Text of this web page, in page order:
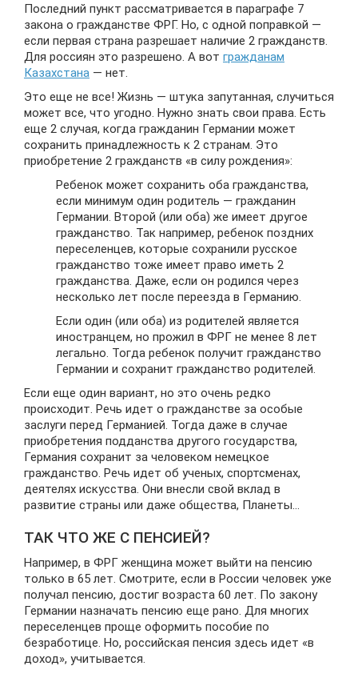
Последний пункт рассматривается в параграфе 7
закона о гражданстве ФРГ. Но, с одной поправкой —
если первая страна разрешает наличие 2 гражданств.
Для россиян это разрешено. А вот гражданам
Казахстана — нет.
Это еще не все! Жизнь — штука запутанная, случиться
может все, что угодно. Нужно знать свои права. Есть
еще 2 случая, когда гражданин Германии может
сохранить принадлежность к 2 странам. Это
приобретение 2 гражданств «в силу рождения»:
Ребенок может сохранить оба гражданства,
если минимум один родитель — гражданин
Германии. Второй (или оба) же имеет другое
гражданство. Так например, ребенок поздних
переселенцев, которые сохранили русское
гражданство тоже имеет право иметь 2
гражданства. Даже, если он родился через
несколько лет после переезда в Германию.
Если один (или оба) из родителей является
иностранцем, но прожил в ФРГ не менее 8 лет
легально. Тогда ребенок получит гражданство
Германии и сохранит гражданство родителей.
Если еще один вариант, но это очень редко
происходит. Речь идет о гражданстве за особые
заслуги перед Германией. Тогда даже в случае
приобретения подданства другого государства,
Германия сохранит за человеком немецкое
гражданство. Речь идет об ученых, спортсменах,
деятелях искусства. Они внесли свой вклад в
развитие страны или даже общества, Планеты…
ТАК ЧТО ЖЕ С ПЕНСИЕЙ?
Например, в ФРГ женщина может выйти на пенсию
только в 65 лет. Смотрите, если в России человек уже
получал пенсию, достиг возраста 60 лет. По закону
Германии назначать пенсию еще рано. Для многих
переселенцев проще оформить пособие по
безработице. Но, российская пенсия здесь идет «в
доход», учитывается.